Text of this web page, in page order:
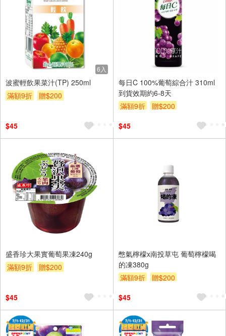
6入
波蜜輕飲果菜汁(TP) 250ml
滿額9折
贈$200
$45
每日C 100%葡萄綜合汁 310ml
到貨效期約6-8天
滿額9折
贈$200
$45
盛香珍大果實葡萄果凍240g
滿額9折
贈$200
$45
憋氣檸檬x南投草屯 葡萄檸檬喝
的凍380g
滿額9折
贈$200
$45